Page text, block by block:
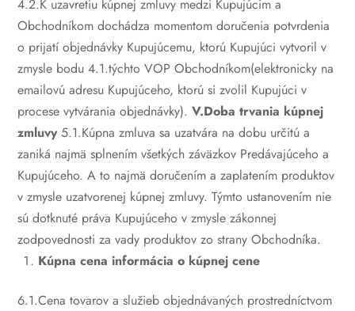
4.2.K uzavretiu kúpnej zmluvy medzi Kupujúcim a
Obchodníkom dochádza momentom doručenia potvrdenia
o prijatí objednávky Kupujúcemu, ktorú Kupujúci vytvoril v
zmysle bodu 4.1.týchto VOP Obchodníkom(elektronicky na
emailovú adresu Kupujúceho, ktorú si zvolil Kupujúci v
procese vytvárania objednávky). V.Doba trvania kúpnej
zmluvy 5.1.Kúpna zmluva sa uzatvára na dobu určitú a
zaniká najmä splnením všetkých záväzkov Predávajúceho a
Kupujúceho. A to najmä doručením a zaplatením produktov
v zmysle uzatvorenej kúpnej zmluvy. Týmto ustanovením nie
sú dotknuté práva Kupujúceho v zmysle zákonnej
zodpovednosti za vady produktov zo strany Obchodníka.
Kúpna cena informácia o kúpnej cene
6.1.Cena tovarov a služieb objednávaných prostredníctvom